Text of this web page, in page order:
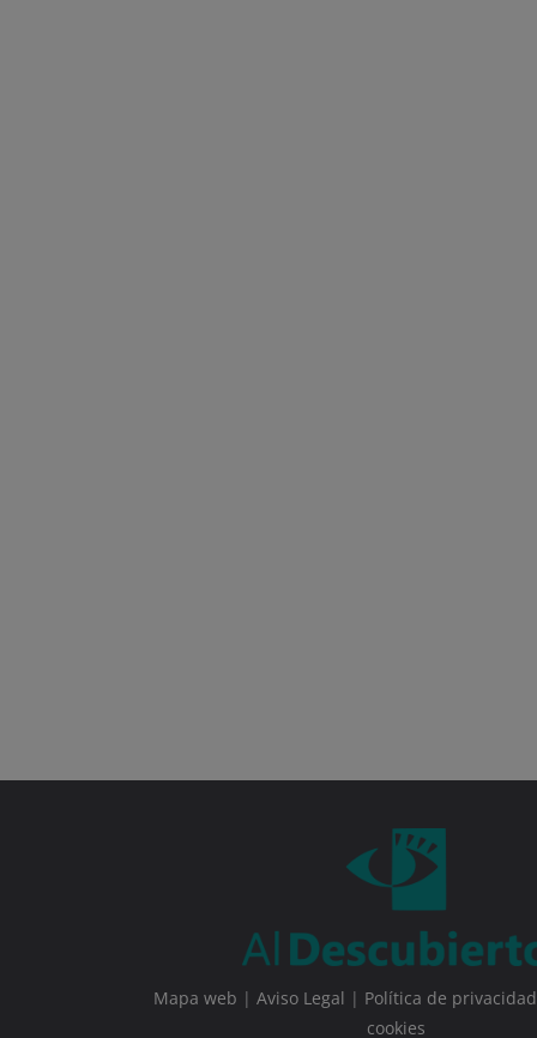
Mapa web | Aviso Legal | Política de privacidad
cookies